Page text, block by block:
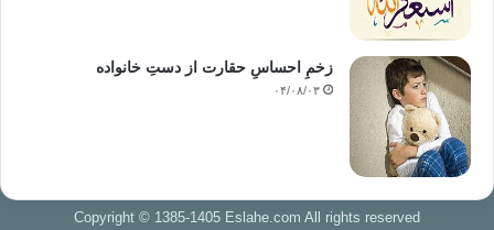
زخمِ احساسِ حقارت از دستِ خانواده
۰۴/۰۸/۰۳
Copyright © 1385-1405 Eslahe.com All rights reserved